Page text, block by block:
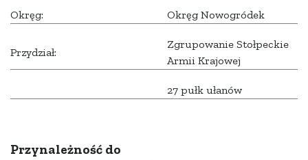
Okręg: Okręg Nowogródek
Przydział:
Zgrupowanie Stołpeckie
Armii Krajowej
27 pułk ułanów
Przynależność do